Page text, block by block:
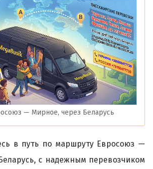
— Мирное, через Беларусь
в путь по маршруту Евросоюз —
с надежным перевозчиком